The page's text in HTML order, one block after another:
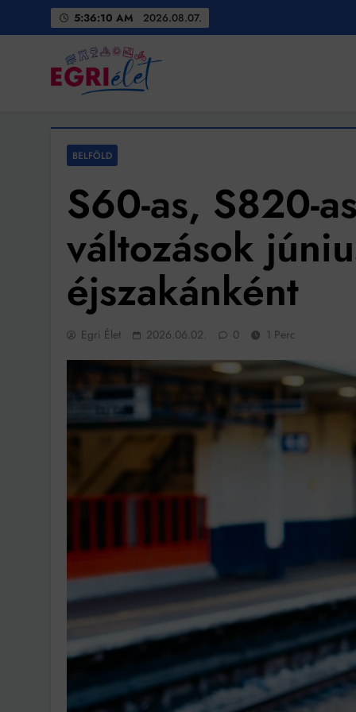
5:36:12 AM 2026.08.07.
Ingatlanpiaci
Egri Élet
BELFÖLD
S60-as, S820-
változások
éjszakánként
Egri Élet 2026.06.02. 0 1 Perc